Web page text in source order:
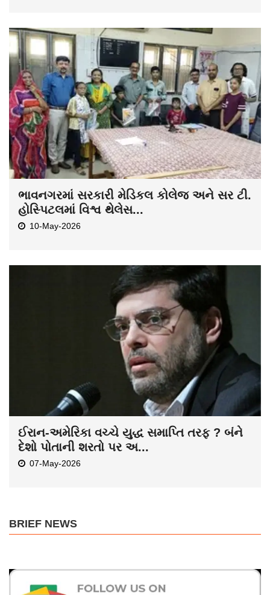
ભાવનગરમાં સરકારી મેડિકલ કોલેજ અને સર ટી.
હોસ્પિટલમાં વિશ્વ થેલેસ...
10-May-2026
ઈરાન-અમેરિકા વચ્ચે યુદ્ધ સમાપ્તિ તરફ ? બંને
દેશો પોતાની શરતો પર અ...
07-May-2026
BRIEF NEWS